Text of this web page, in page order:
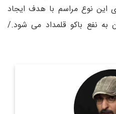
این نوع مراسم با هدف ایجاد
به نفع باکو قلمداد می شود./
روزنامه نگاری سیاسی و عضو
ایرانی.